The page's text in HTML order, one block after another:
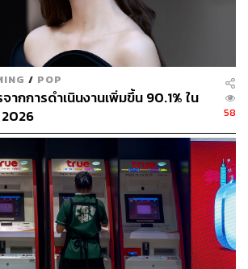
ทียบผลการดำเนินงานในปี 2565 ยังมี
ช้กลยุทธ์เชิงรับหรือไม่ไล่ราคา แต่ให้รอ
องราคาหุ้นก่อนค่อยเข้าซื้อ โดยกลุ่มนี้
เสร็จสิ้น ายงานผลการดำเนินงานของ
ลุ่ม Real Sectors โดยมีกลุ่มหุ้นที่น่า
ารดำเนินงานดี ซึ่งเป็นธีมหุ้นที่ SCBS
แก่
รณ์กำไรสุทธิ 4Q63 ของ CPF ที่ 6.9 พัน
แต่ลดลงเล็กน้อย -8%QoQ โดยได้รับ
พิเศษจากการซื้อธุรกิจฟาร์มสุกรในจีน
กร่ง
/ POP
ากการดำเนินงานเพิ่มขึ้น 90.1% ใน
58